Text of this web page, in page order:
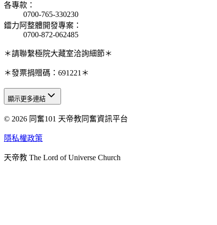
各專款 ：
0700-765-330230
鐳力阿整體開發專案 ：
0700-872-062485
＊請聯繫極院大藏室洽詢細節＊
＊發票捐贈碼：691221＊
天人研究總院
天人研究學院
天人炁功院
顯示更多連結
© 2026 同奮101 天帝教同奮資訊平台
隱私權政策
天帝教 The Lord of Universe Church